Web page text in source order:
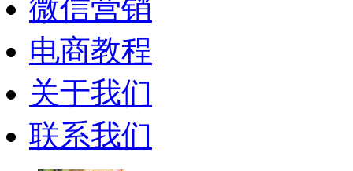
微信营销
电商教程
关于我们
联系我们